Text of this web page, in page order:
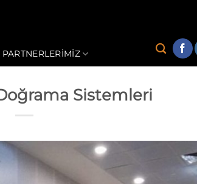
PARTNERLERİMİZ
Sistemleri